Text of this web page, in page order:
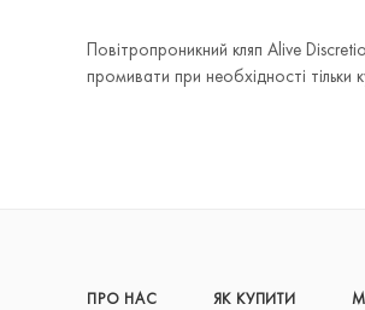
Повітропроникний кляп Alive
промивати при необхідності тільки
ПРО НАС ЯК КУПИТИ